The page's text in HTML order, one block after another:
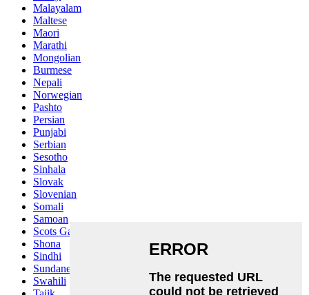
Malayalam
Maltese
Maori
Marathi
Mongolian
Burmese
Nepali
Norwegian
Pashto
Persian
Punjabi
Serbian
Sesotho
Sinhala
Slovak
Slovenian
Somali
Samoan
Scots Gaelic
Shona
Sindhi
Sundanese
Swahili